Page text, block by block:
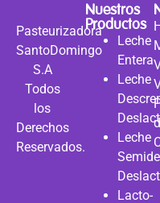
Pasteurizadora
SantoDomingo
S.A
Todos
los
Derechos
Reservados.
Nuestros
Productos
Leche
Entera
Leche
Leche
Lacto-